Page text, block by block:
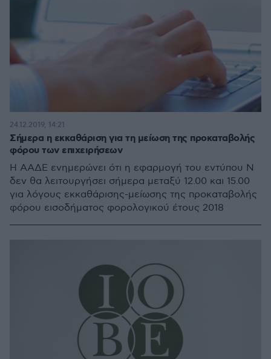
Σήμερα η εκκαθάριση για τη μείωση της προκαταβολής
φόρου των επιχειρήσεων
Η ΑΑΔΕ ενημερώνει ότι η εφαρμογή του εντύπου Ν
δεν θα λειτουργήσει σήμερα μεταξύ 12.00 και 15.00
για λόγους εκκαθάρισης-μείωσης της προκαταβολής
φόρου εισοδήματος φορολογικού έτους 2018
24.12.2019, 14:21